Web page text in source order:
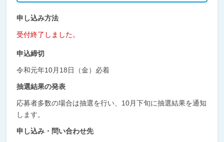
申し込み方法
受付終了しました。
申込締切
令和元年10月18日（金）必着
抽選結果の発表
応募者多数の場合は抽選を行い、10月下旬に抽選結果を通知
します。
申し込み・問い合わせ先